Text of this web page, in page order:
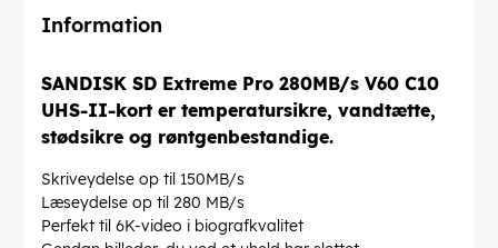
Information
SANDISK SD Extreme Pro 280MB/s V60 C10
UHS-II-kort er temperatursikre, vandtætte,
stødsikre og røntgenbestandige.
Skriveydelse op til 150MB/s
Læseydelse op til 280 MB/s
Perfekt til 6K-video i biografkvalitet